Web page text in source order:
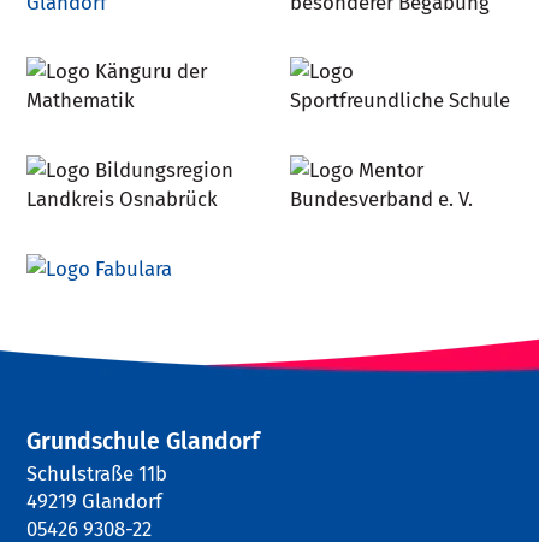
Grundschule Glandorf
Schulstraße 11b
49219 Glandorf
05426 9308-22